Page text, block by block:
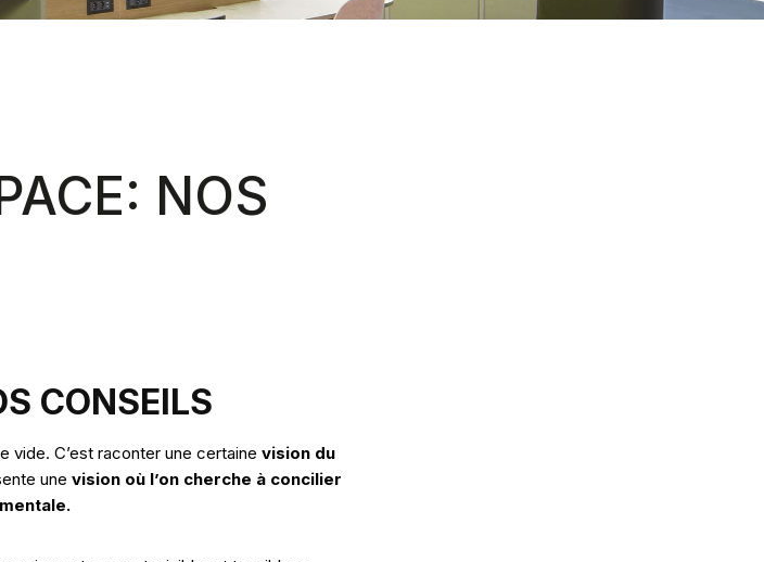
NOS
CONSEILS
vide. C’est raconter une certaine vision du
une vision où l’on cherche à concilier